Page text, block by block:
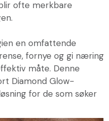
ofte merkbare
en omfattende
fornye og gi næring
måte. Denne
Diamond Glow-
for de som søker